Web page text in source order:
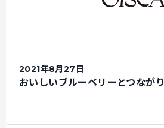
2021年8月27日
おいしいブルーベリーとつながり